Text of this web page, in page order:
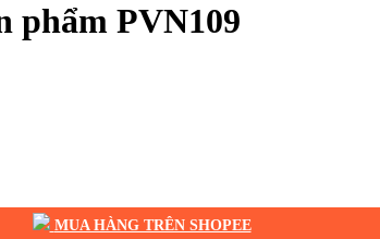
phẩm PVN109
MUA HÀNG TRÊN SHOPEE